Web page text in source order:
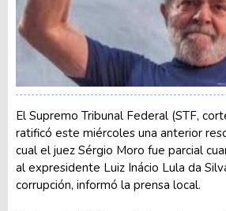
El Supremo Tribunal Federal (STF,
ratificó este miércoles una anterior
cual el juez Sérgio Moro fue parcial
al expresidente Luiz Inácio Lula da
corrupción, informó la prensa local.